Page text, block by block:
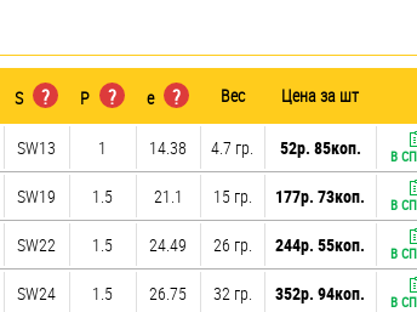
S ? P ? e ? Вес Цена за шт
SW13 1 14.38 4.7 гр. 52р. 85коп. В
SW19 1.5 21.1 15 гр. 177р. 73коп. В
SW22 1.5 24.49 26 гр. 244р. 55коп. В
SW24 1.5 26.75 32 гр. 352р. 94коп. В